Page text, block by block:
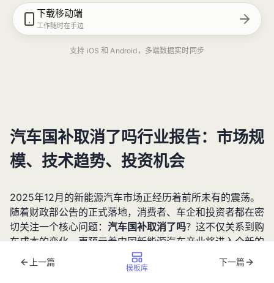
下载移动端
工作随时在手边
支持 iOS 和 Android，多端数据实时同步
汽车国补取消了吗行业报告：市场规
模、技术趋势、投资机会
2025年12月的新能源汽车市场正经历着前所未有的震荡。
随着财政部公告的正式落地，消费者、车企和投资者都在密
切关注一个核心问题： 汽车国补取消了吗？这不仅关系到购
车成本的变化，更预示着中国新能源汽车产业将进入全新的
发展阶段。本文将基于最新政策动向、市场数据和技术趋
势，为您全面解析国补调整后的行业格局，提供从消费决策
上一篇
模板库
下一篇